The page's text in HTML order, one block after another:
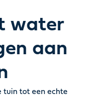
water
aan
tuin tot een echte